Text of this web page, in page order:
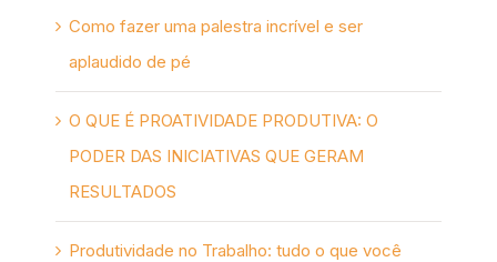
Como fazer uma palestra incrível e ser
aplaudido de pé
O QUE É PROATIVIDADE PRODUTIVA: O
PODER DAS INICIATIVAS QUE GERAM
RESULTADOS
Produtividade no Trabalho: tudo o que você